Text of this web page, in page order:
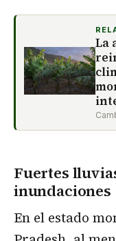
La
Fuertes
inundaciones
En el estado